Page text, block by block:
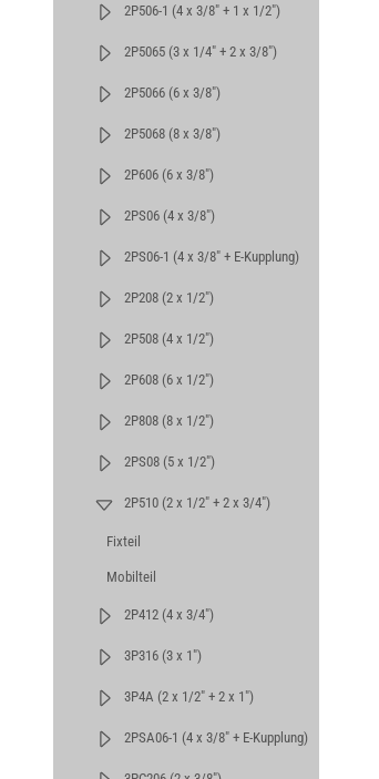
2P506-1 (4 x 3/8" + 1 x 1/2")
2P5065 (3 x 1/4" + 2 x 3/8")
2P5066 (6 x 3/8")
2P5068 (8 x 3/8")
2P606 (6 x 3/8")
2PS06 (4 x 3/8")
2PS06-1 (4 x 3/8" + E-Kupplung)
2P208 (2 x 1/2")
2P508 (4 x 1/2")
2P608 (6 x 1/2")
2P808 (8 x 1/2")
2PS08 (5 x 1/2")
2P510 (2 x 1/2" + 2 x 3/4")
Fixteil
Mobilteil
2P412 (4 x 3/4")
3P316 (3 x 1")
3P4A (2 x 1/2" + 2 x 1")
2PSA06-1 (4 x 3/8" + E-Kupplung)